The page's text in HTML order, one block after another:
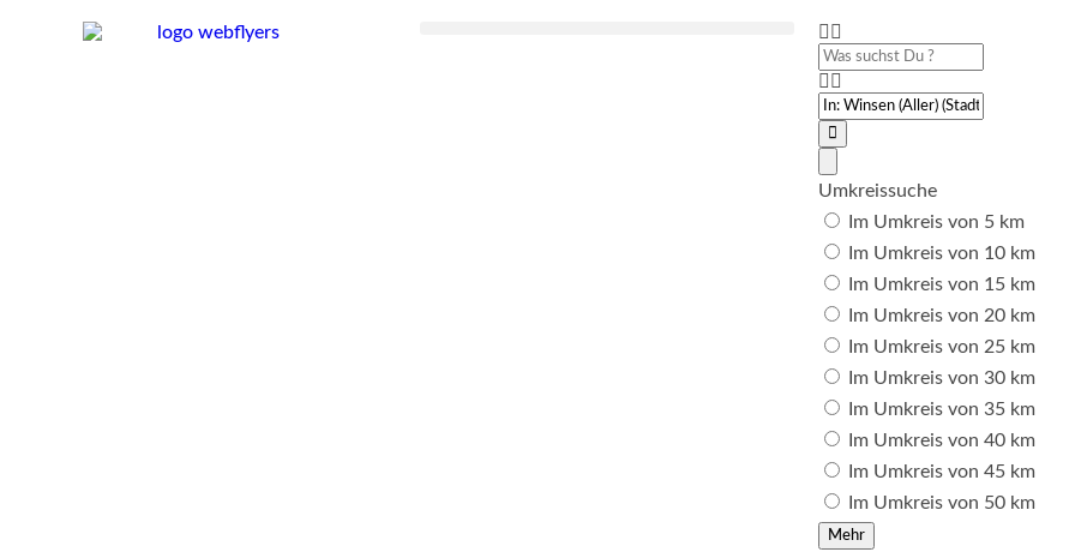
Was
suchst
Du
?
PLZ
oder
Ort
Filters
Umkreissuche
Im Umkreis von 5 km
Im Umkreis von 10 km
Im Umkreis von 15 km
Im Umkreis von 20 km
Im Umkreis von 25 km
Im Umkreis von 30 km
Im Umkreis von 35 km
Im Umkreis von 40 km
Im Umkreis von 45 km
Im Umkreis von 50 km
Mehr